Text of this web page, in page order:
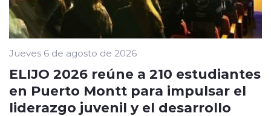
Jueves 6 de agosto de 2026
ELIJO 2026 reúne a 210 estudiantes
en Puerto Montt para impulsar el
liderazgo juvenil y el desarrollo